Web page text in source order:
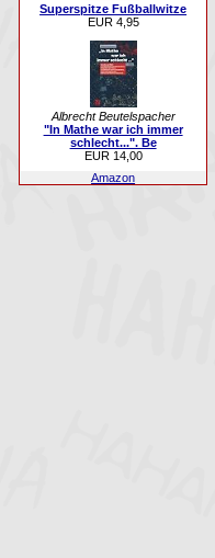
Superspitze Fußballwitze
EUR 4,95
Albrecht Beutelspacher
"In Mathe war ich immer
schlecht...". Be
EUR 14,00
Amazon